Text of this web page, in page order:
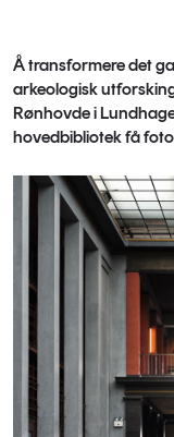
Å transformere det
arkeologisk
Rønhovde i
hovedbibliotek få